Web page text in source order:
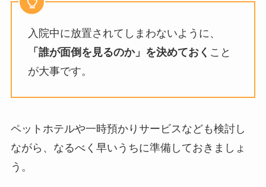
入院中に放置されてしまわないように、
「誰が面倒を見るのか」を決めておく こと
が大事です。
ペットホテルや一時預かりサービスなども検討し
ながら、なるべく早いうちに準備しておきましょ
う。